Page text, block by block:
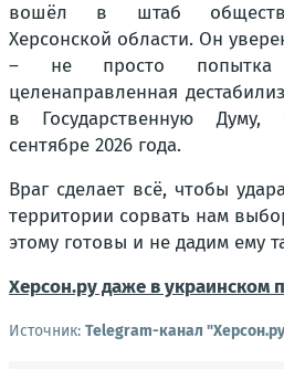
вошёл в штаб
Херсонской области. Он
– не просто
целенаправленная
в Государственную
сентябре 2026 года.
Враг сделает всё, чтобы
территории сорвать нам
этому готовы и не дадим ему
Херсон.ру даже в украинском
Источник: Telegram-канал